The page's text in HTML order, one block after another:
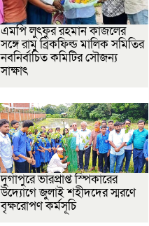
এমপি লুৎফুর রহমান কাজলের
সঙ্গে রামু ব্রিকফিল্ড মালিক সমিতির
নবনির্বাচিত কমিটির সৌজন্য
সাক্ষাৎ
দুর্গাপুরে ভারপ্রাপ্ত স্পিকারের
উদ্যোগে জুলাই শহীদদের স্মরণে
বৃক্ষরোপণ কর্মসূচি